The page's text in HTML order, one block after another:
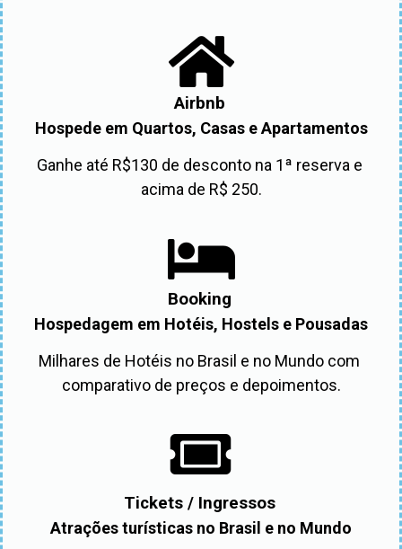
Airbnb
Hospede em Quartos, Casas e Apartamentos
Ganhe até R$130 de desconto na 1ª reserva e
acima de R$ 250.
Booking
Hospedagem em Hotéis, Hostels e Pousadas
Milhares de Hotéis no Brasil e no Mundo com
comparativo de preços e depoimentos.
Tickets / Ingressos
Atrações turísticas no Brasil e no Mundo